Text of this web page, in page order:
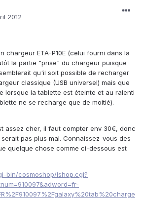
2012
chargeur ETA-P10E (celui fourni dans la
la partie "prise" du chargeur puisque
qu'il soit possible de recharger
classique (USB universel) mais que
lorsque la tablette est éteinte et au ralenti
ne se recharge que de moitié).
assez cher, il faut compter env 30€, donc
pas plus mal. Connaissez-vous des
quelque chose comme ci-dessous est
bin/cosmoshop/lshop.cgi?